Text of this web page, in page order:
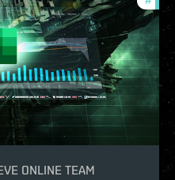
ONLINE TEAM